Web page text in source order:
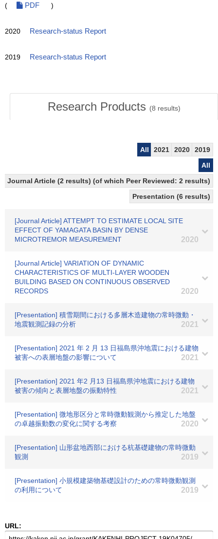
(
PDF )
2020 Research-status Report
2019 Research-status Report
Research Products (8 results)
All 2021 2020
2019
All
Journal Article (2 results) (of which Peer Reviewed: 2 results)
Presentation (6 results)
[Journal Article] ATTEMPT TO ESTIMATE LOCAL SITE
EFFECT OF YAMAGATA BASIN BY DENSE
MICROTREMOR MEASUREMENT
2020
[Journal Article] VARIATION OF DYNAMIC
CHARACTERISTICS OF MULTI-LAYER WOODEN
BUILDING BASED ON CONTINUOUS OBSERVED
RECORDS
2020
[Presentation] 積雪期間における多層木造建物の常時微動・
地震観測記録の分析
2021
[Presentation] 2021 年 2 月 13 日福島県沖地震における建物
被害への表層地盤の影響について
2021
[Presentation] 2021 年2 月13 日福島県沖地震における建物
被害の傾向と表層地盤の振動特性
2021
[Presentation] 微地形区分と常時微動観測から推定した地盤
の卓越振動数の変化に関する考察
2020
[Presentation] 山形盆地西部における杭基礎建物の常時微動
観測
2019
[Presentation] 小規模建築物基礎設計のための常時微動観測
の利用について
2019
URL: